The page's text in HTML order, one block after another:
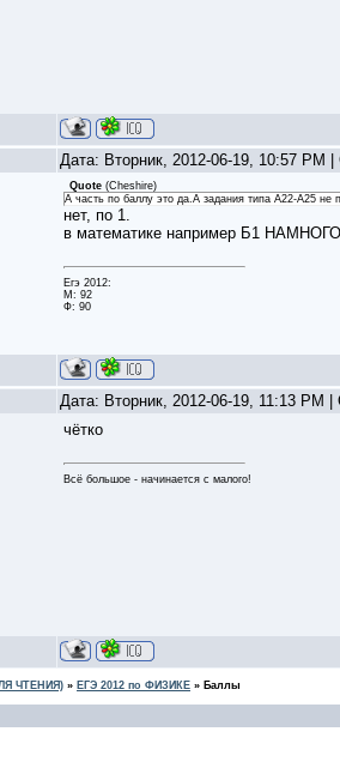
Дата: Вторник, 2012-06-19, 10:57 PM
Quote (Cheshire)
А часть по баллу это да.А задания типа А22-А25
нет, по 1.
в математике например Б1
Егэ 2012:
М: 92
Ф: 90
Дата: Вторник, 2012-06-19, 11:13 PM
чётко
Всё большое - начинается с малого!
ЧТЕНИЯ) » ЕГЭ 2012 по ФИЗИКЕ » Баллы